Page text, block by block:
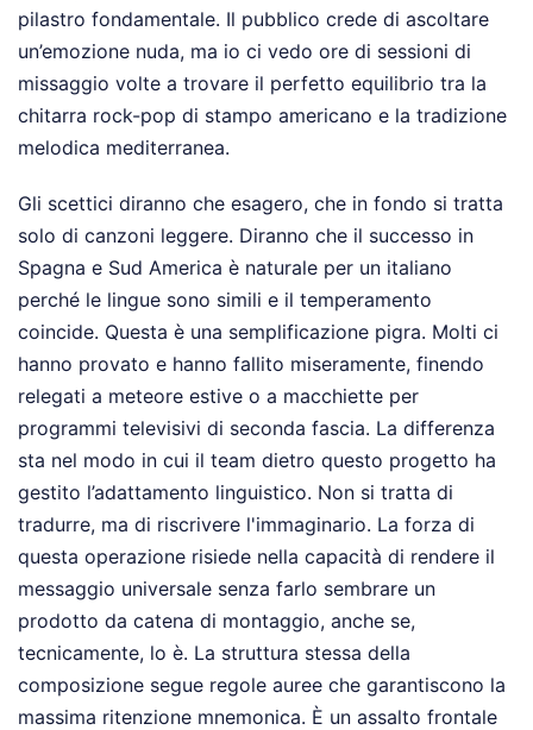
pilastro fondamentale. Il pubblico crede di ascoltare
un’emozione nuda, ma io ci vedo ore di sessioni di
missaggio volte a trovare il perfetto equilibrio tra la
chitarra rock-pop di stampo americano e la tradizione
melodica mediterranea.
Gli scettici diranno che esagero, che in fondo si tratta
solo di canzoni leggere. Diranno che il successo in
Spagna e Sud America è naturale per un italiano
perché le lingue sono simili e il temperamento
coincide. Questa è una semplificazione pigra. Molti ci
hanno provato e hanno fallito miseramente, finendo
relegati a meteore estive o a macchiette per
programmi televisivi di seconda fascia. La differenza
sta nel modo in cui il team dietro questo progetto ha
gestito l’adattamento linguistico. Non si tratta di
tradurre, ma di riscrivere l'immaginario. La forza di
questa operazione risiede nella capacità di rendere il
messaggio universale senza farlo sembrare un
prodotto da catena di montaggio, anche se,
tecnicamente, lo è. La struttura stessa della
composizione segue regole auree che garantiscono la
massima ritenzione mnemonica. È un assalto frontale